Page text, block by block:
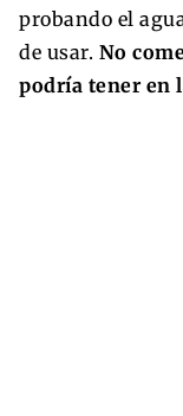
probando el
de usar. No
podría tener en